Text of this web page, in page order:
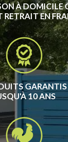
À DOMICILE
RETRAIT EN
GARANTIS
10 ANS